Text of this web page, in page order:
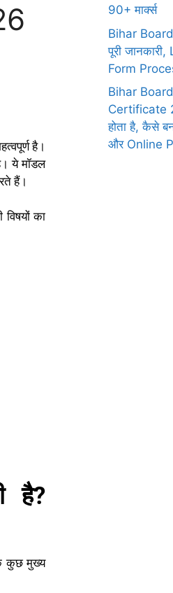
है।
ये मॉडल
हैं।
का
है?
कुछ मुख्य
90+ मार्क्स
Bihar
पूरी
Form
Bihar
Certificate
होता है, कैसे
और Online